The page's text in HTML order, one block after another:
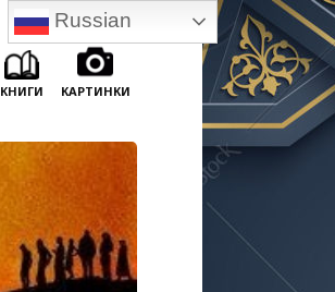
КНИГИ КАРТИНКИ
Russian